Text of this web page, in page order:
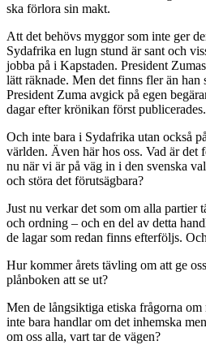
ska förlora sin makt.
Att det behövs myggor som inte ger
Sydafrika en lugn stund är sant och
jobba på i Kapstaden. President
lätt räknade. Men det finns fler än han
President Zuma avgick på egen
dagar efter krönikan först
Och inte bara i Sydafrika utan också
världen. Även här hos oss. Vad är det
nu när vi är på väg in i den svenska
och störa det förutsägbara?
Just nu verkar det som om alla partier
och ordning – och en del av detta
de lagar som redan finns efterföljs.
Hur kommer årets tävling om att ge
plånboken att se ut?
Men de långsiktiga etiska frågorna
inte bara handlar om det inhemska
om oss alla, vart tar de vägen?